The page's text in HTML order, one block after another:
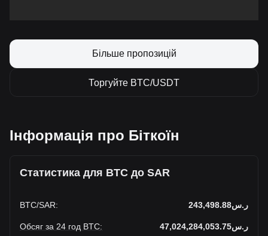
Більше пропозицій
Торгуйте BTC/USDT
Інформація про Біткоїн
Статистика для BTC до SAR
BTC/SAR: ر.س243,498.88
Обсяг за 24 год BTC: ر.س47,024,284,053.75